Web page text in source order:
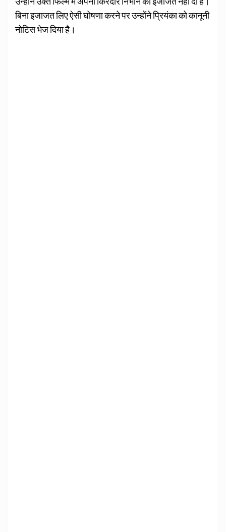
बिना इजाजत लिए ऐसी घोषणा करने पर उन्होंने प्रियंका को कानूनी
नोटिस भेज दिया है।